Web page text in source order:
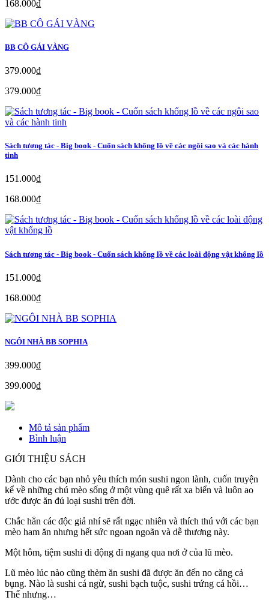
168.000₫
BB CÔ GÁI VÀNG
379.000₫
379.000₫
Sách tương tác - Big book - Cuốn sách khổng lồ về các ngôi sao và các hành
tinh
151.000₫
168.000₫
Sách tương tác - Big book - Cuốn sách khổng lồ về các loài động vật khổng lồ
151.000₫
168.000₫
NGÔI NHÀ BB SOPHIA
399.000₫
399.000₫
Mô tả sản phẩm
Bình luận
GIỚI THIỆU SÁCH
Dành cho các bạn nhỏ yêu thích món sushi ngon lành, cuốn truyện
kể về những chú mèo sống ở một vùng quê rất xa biển và luôn ao
ước được ăn đủ loại sushi trên đời.
Chắc hẳn các độc giả nhí sẽ rất ngạc nhiên và thích thú với các bạn
mèo ham ăn nhưng hết sức ngoan ngoãn và dễ thương này.
Một hôm, tiệm sushi di động đi ngang qua nơi ở của lũ mèo.
Lũ mèo lúc nào cũng thèm ăn sushi đã được ăn đến no căng cả
bụng. Nào là sushi cá ngừ, sushi bạch tuộc, sushi trứng cá hồi…
Thế nhưng…